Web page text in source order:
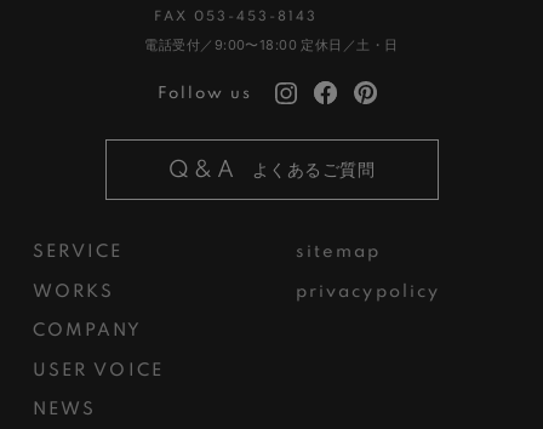
SERVICE
WORKS
COMPANY
USER VOICE
NEWS
sitemap
privacypolicy
FAX 053-453-8143
電話受付／9:00〜18:00 定休日／土・日
Follow us
Q&A よくあるご質問